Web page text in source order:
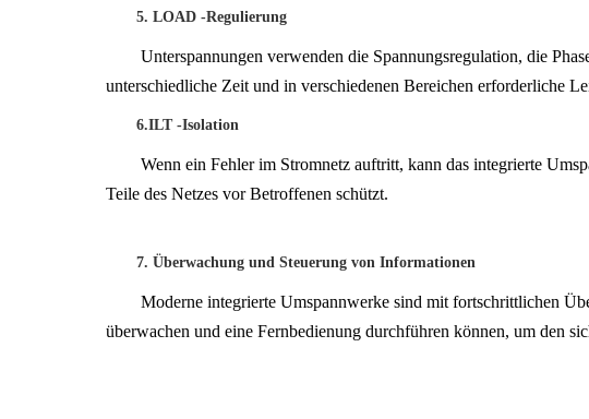
5. LOAD -Regulierung
Unterspannungen verwenden die Spannungsregulation, die
unterschiedliche Zeit und in verschiedenen Bereichen erforderliche
6.ILT -Isolation
Wenn ein Fehler im Stromnetz auftritt, kann das integrierte
Teile des Netzes vor Betroffenen schützt.
7. Überwachung und Steuerung von Informationen
Moderne integrierte Umspannwerke sind mit fortschrittlichen
überwachen und eine Fernbedienung durchführen können, um den